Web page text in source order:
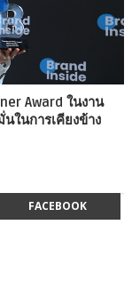
Award ในงาน
ในการเคียงข้าง
FACEBOOK